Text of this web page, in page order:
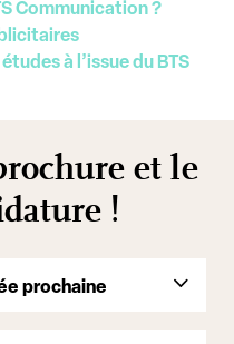
Communication ?
à l’issue du BTS
et le
!